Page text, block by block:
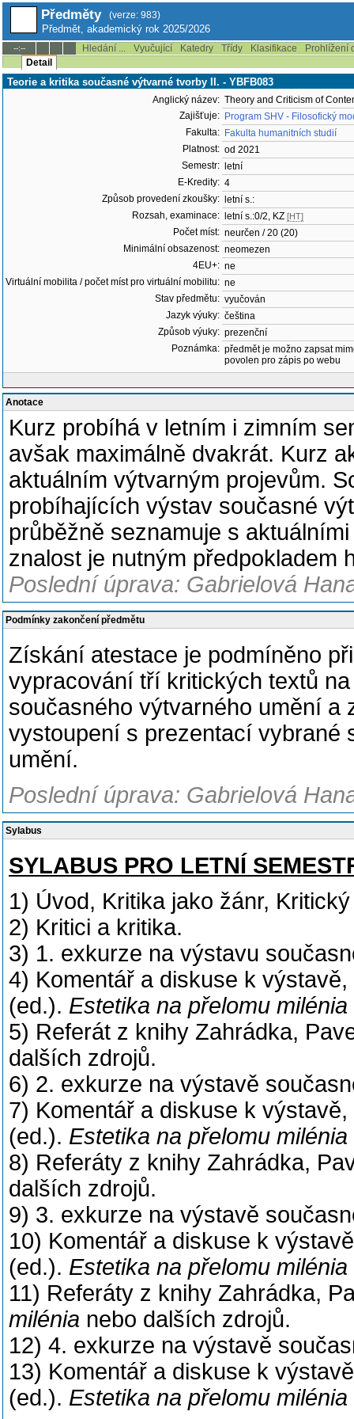
Předměty (verze: 983)
Předmět, akademický rok 2025/2026
--:-- Hledání ... Vyučující Katedry Třídy Klasifikace
Prohlížení
Detail
Teorie a kritika současné výtvarné tvorby II. - YBFB083
Anglický název: Theory and Criticism of
Zajišťuje: Program SHV - Filosofický
Fakulta: Fakulta humanitních studií
Platnost: od 2021
Semestr:
letní
E-Kredity: 4
Způsob provedení zkoušky:
letní s.:
Rozsah, examinace:
letní s.:0/2, KZ [HT]
Počet míst: neurčen / 20 (20)
Minimální obsazenost: neomezen
4EU+: ne
Virtuální mobilita / počet míst pro virtuální mobilitu: ne
Stav předmětu: vyučován
Jazyk výuky: čeština
Způsob výuky: prezenční
Poznámka: předmět je možno zapsat
povolen pro zápis po webu
Anotace
Kurz probíhá v letním i zimním
avšak maximálně dvakrát. Kurz
aktuálním výtvarným projevům.
probíhajících výstav současné
průběžně seznamuje s
znalost je nutným předpokladem
Poslední úprava: Gabrielová
Podmínky zakončení předmětu
Získání atestace je podmíněno
vypracování tří kritických textů
současného výtvarného umění a
vystoupení s prezentací vybrané
umění.
Poslední úprava: Gabrielová
Sylabus
SYLABUS PRO LETNÍ
1) Úvod, Kritika jako žánr,
2) Kritici a kritika.
3) 1. exkurze na výstavu
4) Komentář a diskuse k
(ed.). Estetika na přelomu milénia
5) Referát z knihy Zahrádka,
dalších zdrojů.
6) 2. exkurze na výstavě
7) Komentář a diskuse k
(ed.). Estetika na přelomu milénia
8) Referáty z knihy Zahrádka,
dalších zdrojů.
9) 3. exkurze na výstavě
10) Komentář a diskuse k
(ed.). Estetika na přelomu milénia
11) Referáty z knihy Zahrádka,
milénia nebo dalších zdrojů.
12) 4. exkurze na výstavě
13) Komentář a diskuse k
(ed.). Estetika na přelomu milénia